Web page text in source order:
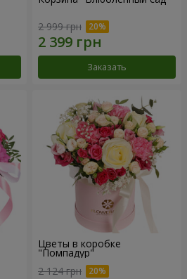
2 999 грн
Заказать
Цветы в коробке
"Помпадур"
2 124 грн